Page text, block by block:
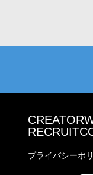
CREATOR
RECRUIT
プライバシーポ